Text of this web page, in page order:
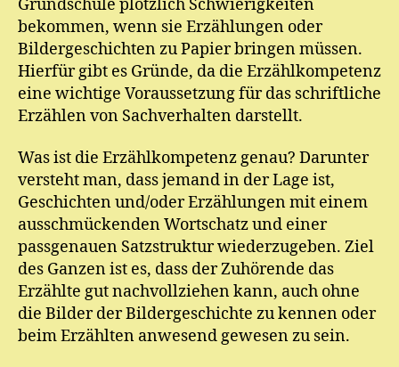
Grundschule plötzlich Schwierigkeiten
bekommen, wenn sie Erzählungen oder
Bildergeschichten zu Papier bringen müssen.
Hierfür gibt es Gründe, da die Erzählkompetenz
eine wichtige Voraussetzung für das schriftliche
Erzählen von Sachverhalten darstellt.
Was ist die Erzählkompetenz genau? Darunter
versteht man, dass jemand in der Lage ist,
Geschichten und/oder Erzählungen mit einem
ausschmückenden Wortschatz und einer
passgenauen Satzstruktur wiederzugeben. Ziel
des Ganzen ist es, dass der Zuhörende das
Erzählte gut nachvollziehen kann, auch ohne
die Bilder der Bildergeschichte zu kennen oder
beim Erzählten anwesend gewesen zu sein.